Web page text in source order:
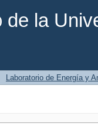
de la
Laboratorio de Energía y